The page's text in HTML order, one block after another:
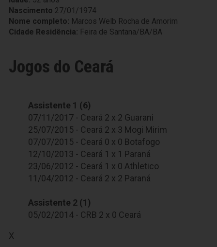
Nascimento 27/01/1974
Nome completo: Marcos Welb Rocha de Amorim
Cidade Residência: Feira de Santana/BA/BA
Jogos do Ceará
Assistente 1 (6)
07/11/2017 - Ceará 2 x 2 Guarani
25/07/2015 - Ceará 2 x 3 Mogi Mirim
07/07/2015 - Ceará 0 x 0 Botafogo
12/10/2013 - Ceará 1 x 1 Paraná
23/06/2012 - Ceará 1 x 0 Athletico
11/04/2012 - Ceará 2 x 2 Paraná
Assistente 2 (1)
05/02/2014 - CRB 2 x 0 Ceará
X